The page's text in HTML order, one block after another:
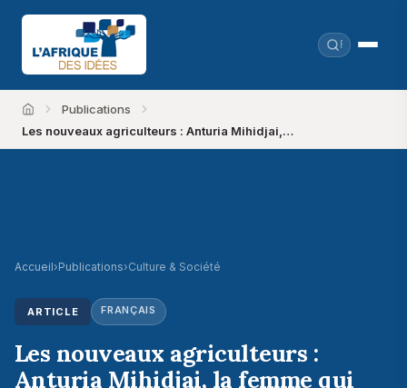
Accueil
Publications
Les nouveaux agriculteurs : Anturia Mihidjai,…
Accueil›Publications›Culture & Société
ARTICLE FRANÇAIS
Les nouveaux agriculteurs :
Anturia Mihidjai, la femme qui